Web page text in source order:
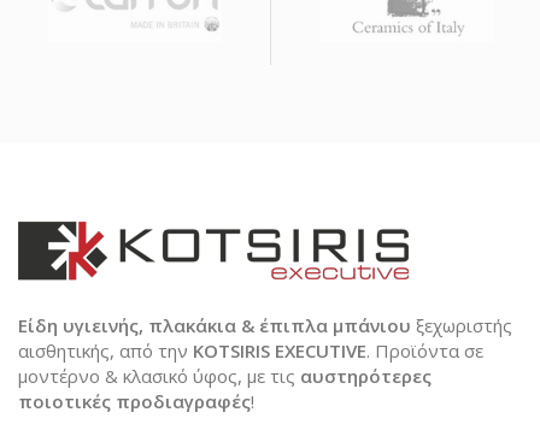
Είδη υγιεινής, πλακάκια & έπιπλα μπάνιου ξεχωριστής
αισθητικής, από την KOTSIRIS EXECUTIVE. Προϊόντα σε
μοντέρνο & κλασικό ύφος, με τις αυστηρότερες
ποιοτικές προδιαγραφές!